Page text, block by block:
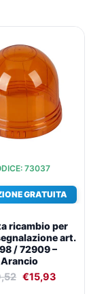
73037
GRATUITA
ricambio per
art.
/ 72909 –
Arancio
prezzo
originale
era:
€19,52.
€15,93
è:
€15,93.